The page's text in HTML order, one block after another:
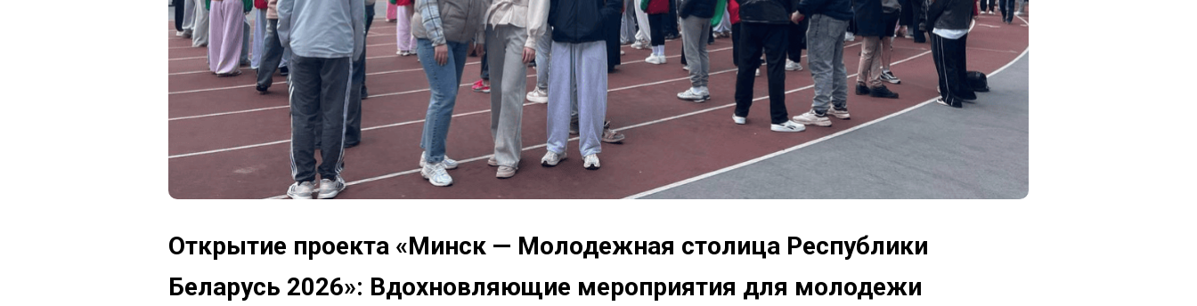
Открытие проекта «Минск — Молодежная столица Республики
Беларусь 2026»: Вдохновляющие мероприятия для молодежи